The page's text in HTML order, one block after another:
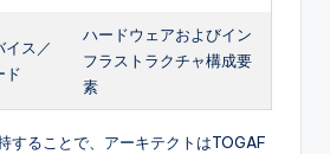
イス／
ド
ハードウェアおよびイン
フラストラクチャ構成要
素
することで、アーキテクトはTOGAF